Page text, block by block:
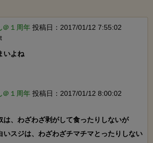
＠１周年 投稿日：2017/01/12 7:55:02
いよね
＠１周年 投稿日：2017/01/12 8:00:02
は、わざわざ剥がして食ったりしないが
いスジは、わざわざチマチマとったりしない